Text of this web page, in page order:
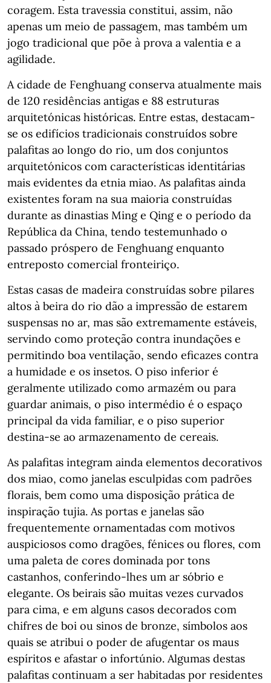
coragem. Esta travessia constitui, assim, não
apenas um meio de passagem, mas também um
jogo tradicional que põe à prova a valentia e a
agilidade.
A cidade de Fenghuang conserva atualmente mais
de 120 residências antigas e 88 estruturas
arquitetónicas históricas. Entre estas, destacam-
se os edifícios tradicionais construídos sobre
palafitas ao longo do rio, um dos conjuntos
arquitetónicos com características identitárias
mais evidentes da etnia miao. As palafitas ainda
existentes foram na sua maioria construídas
durante as dinastias Ming e Qing e o período da
República da China, tendo testemunhado o
passado próspero de Fenghuang enquanto
entreposto comercial fronteiriço.
Estas casas de madeira construídas sobre pilares
altos à beira do rio dão a impressão de estarem
suspensas no ar, mas são extremamente estáveis,
servindo como proteção contra inundações e
permitindo boa ventilação, sendo eficazes contra
a humidade e os insetos. O piso inferior é
geralmente utilizado como armazém ou para
guardar animais, o piso intermédio é o espaço
principal da vida familiar, e o piso superior
destina-se ao armazenamento de cereais.
As palafitas integram ainda elementos decorativos
dos miao, como janelas esculpidas com padrões
florais, bem como uma disposição prática de
inspiração tujia. As portas e janelas são
frequentemente ornamentadas com motivos
auspiciosos como dragões, fénices ou flores, com
uma paleta de cores dominada por tons
castanhos, conferindo-lhes um ar sóbrio e
elegante. Os beirais são muitas vezes curvados
para cima, e em alguns casos decorados com
chifres de boi ou sinos de bronze, símbolos aos
quais se atribui o poder de afugentar os maus
espíritos e afastar o infortúnio. Algumas destas
palafitas continuam a ser habitadas por residentes